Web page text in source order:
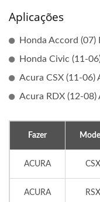
Aplicações
Honda Accord (07)
Honda Civic (11-
Acura CSX (11-06)
Acura RDX (12-08)
Fazer
ACURA CSX
ACURA RSX